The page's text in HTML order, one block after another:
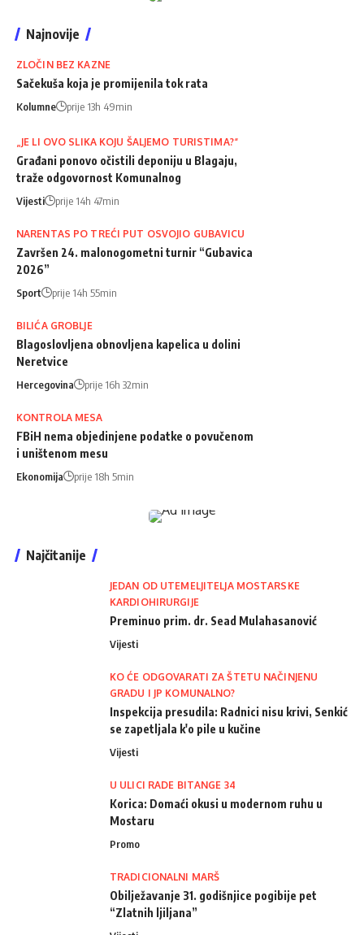
Najnovije
ZLOČIN BEZ KAZNE
Sačekuša koja je promijenila tok rata
Kolumne prije 13h 49min
„JE LI OVO SLIKA KOJU ŠALJEMO TURISTIMA?“
Građani ponovo očistili deponiju u Blagaju,
traže odgovornost Komunalnog
Vijesti prije 14h 47min
NARENTAS PO TREĆI PUT OSVOJIO GUBAVICU
Završen 24. malonogometni turnir “Gubavica
2026”
Sport prije 14h 55min
BILIĆA GROBLJE
Blagoslovljena obnovljena kapelica u dolini
Neretvice
Hercegovina prije 16h 32min
KONTROLA MESA
FBiH nema objedinjene podatke o povučenom
i uništenom mesu
Ekonomija prije 18h 5min
Najčitanije
JEDAN OD UTEMELJITELJA MOSTARSKE
KARDIOHIRURGIJE
Preminuo prim. dr. Sead Mulahasanović
Vijesti
KO ĆE ODGOVARATI ZA ŠTETU NAČINJENU
GRADU I JP KOMUNALNO?
Inspekcija presudila: Radnici nisu krivi, Senkić
se zapetljala k'o pile u kučine
Vijesti
U ULICI RADE BITANGE 34
Korica: Domaći okusi u modernom ruhu u
Mostaru
Promo
TRADICIONALNI MARŠ
Obilježavanje 31. godišnjice pogibije pet
“Zlatnih ljiljana”